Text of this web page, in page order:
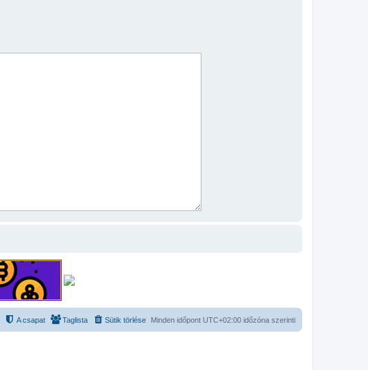
Minden időpont UTC+02:00 időzóna szerinti
Sütik törlése
Taglista
A csapat